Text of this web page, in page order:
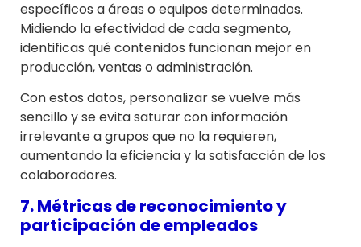
específicos a áreas o equipos determinados.
Midiendo la efectividad de cada segmento,
identificas qué contenidos funcionan mejor en
producción, ventas o administración.
Con estos datos, personalizar se vuelve más
sencillo y se evita saturar con información
irrelevante a grupos que no la requieren,
aumentando la eficiencia y la satisfacción de los
colaboradores.
7. Métricas de reconocimiento y
participación de empleados